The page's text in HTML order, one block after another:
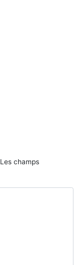
Les champs